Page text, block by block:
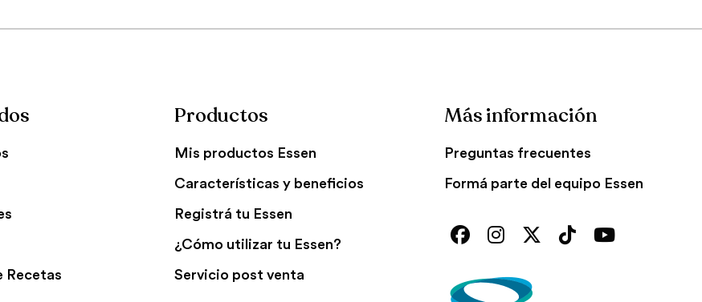
Recetas
Productos
Mis productos Essen
Características y beneficios
Registrá tu Essen
¿Cómo utilizar tu Essen?
Servicio post venta
Más información
Preguntas frecuentes
Formá parte del equipo Essen